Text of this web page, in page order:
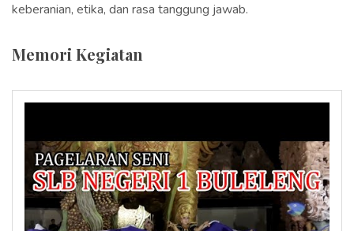
keberanian, etika, dan rasa tanggung jawab.
Memori Kegiatan